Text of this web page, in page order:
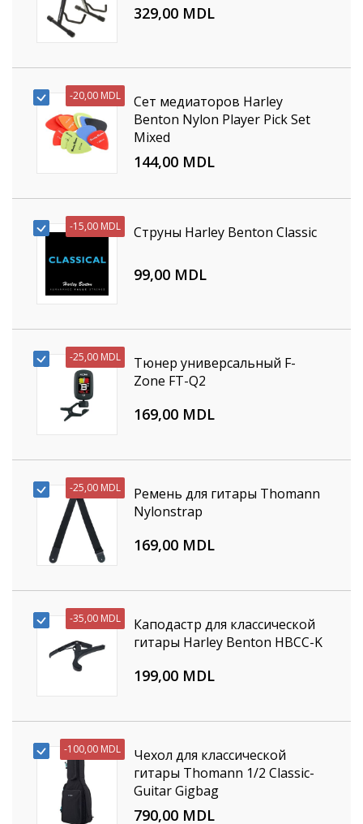
329,00 MDL
-20,00 MDL
Сет медиаторов Harley
Benton Nylon Player Pick Set
Mixed
144,00 MDL
-15,00 MDL Струны Harley Benton Classic
99,00 MDL
-25,00 MDL
Тюнер универсальный F-
Zone FT-Q2
169,00 MDL
-25,00 MDL
Ремень для гитары Thomann
Nylonstrap
169,00 MDL
-35,00 MDL
Каподастр для классической
гитары Harley Benton HBCC-K
199,00 MDL
-100,00 MDL
Чехол для классической
гитары Thomann 1/2 Classic-
Guitar Gigbag
790,00 MDL